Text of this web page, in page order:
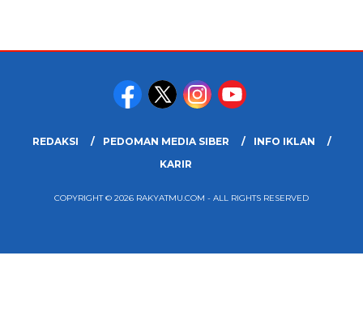
REDAKSI PEDOMAN MEDIA SIBER
INFO IKLAN
KARIR
COPYRIGHT © 2026 RAKYATMU.COM - ALL RIGHTS RESERVED